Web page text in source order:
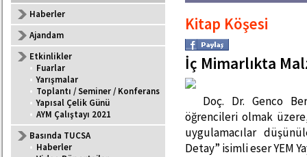
Haberler
Ajandam
Etkinlikler
• Fuarlar
• Yarışmalar
• Toplantı / Seminer / Konferans
• Yapısal Çelik Günü
• AYM Çalıştayı 2021
Basında TUCSA
• Haberler
Kitap Köşesi
İç Mimarlıkta
Doç. Dr. Genco
öğrencileri olmak
uygulamacılar
Detay” isimli eser YEM